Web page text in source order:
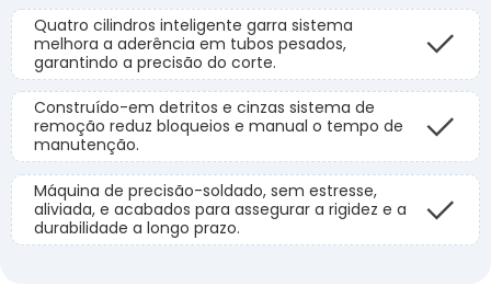
Quatro cilindros inteligente garra sistema
melhora a aderência em tubos pesados,
garantindo a precisão do corte.
Construído-em detritos e cinzas sistema de
remoção reduz bloqueios e manual o tempo de
manutenção.
Máquina de precisão-soldado, sem estresse,
aliviada, e acabados para assegurar a rigidez e a
durabilidade a longo prazo.